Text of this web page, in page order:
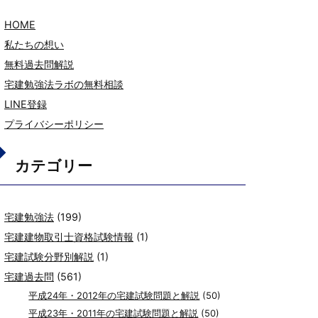
HOME
私たちの想い
無料過去問解説
宅建勉強法ラボの無料相談
LINE登録
プライバシーポリシー
カテゴリー
宅建勉強法 (199)
宅建建物取引士資格試験情報 (1)
宅建試験分野別解説 (1)
宅建過去問 (561)
平成24年・2012年の宅建試験問題と解説 (50)
平成23年・2011年の宅建試験問題と解説 (50)